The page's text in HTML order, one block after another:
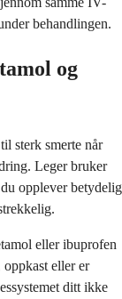
behandlingen.
og
sterk smerte når
Leger bruker
opplever betydelig
eller ibuprofen
eller er
ditt ikke